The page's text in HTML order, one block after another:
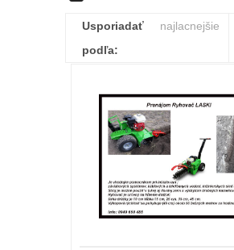
Usporiadať
podľa:
najlacnejšie